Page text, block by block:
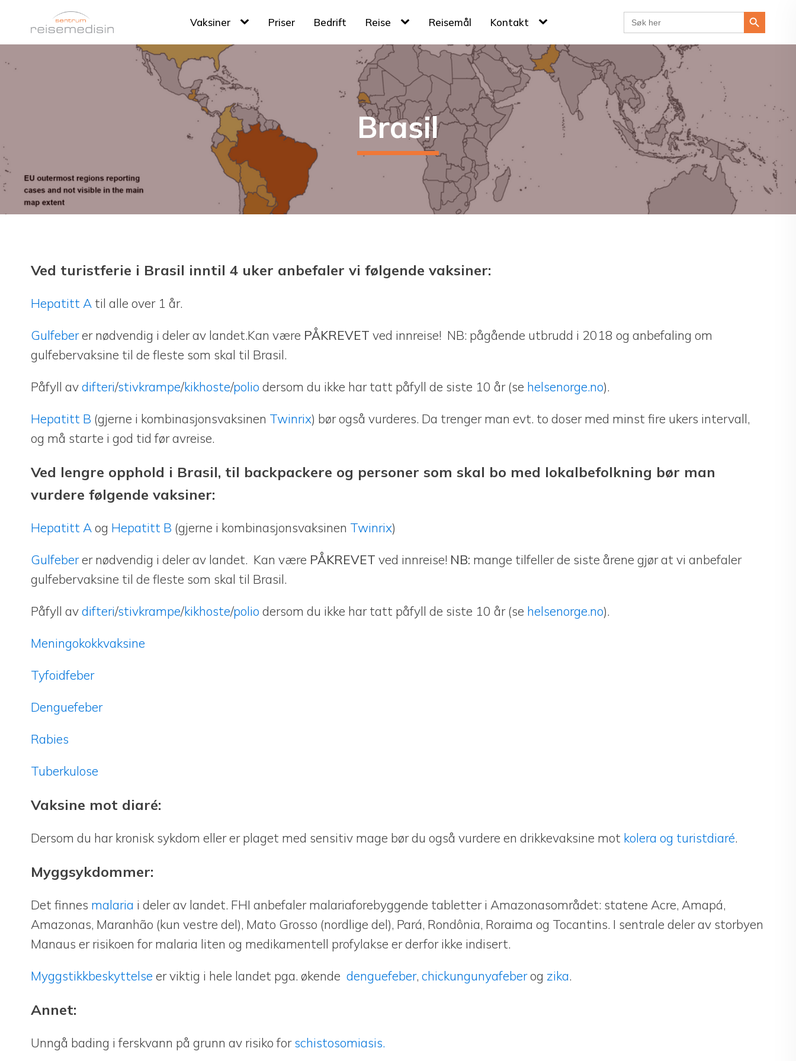
Vaksiner Priser Bedrift Reise Reisemål Kontakt
Search
for:
Search Button
Brasil
Ved turistferie i Brasil inntil 4 uker anbefaler vi følgende vaksiner:
Hepatitt A til alle over 1 år.
Gulfeberer nødvendig i deler av landet.Kan være PÅKREVET ved innreise! NB: pågående utbrudd i 2018 og anbefaling om
gulfebervaksine til de fleste som skal til Brasil.
Påfyll avdifteri/stivkrampe/kikhoste/polio dersom du ikke har tatt påfyll de siste 10 år (se helsenorge.no).
Hepatitt B (gjerne i kombinasjonsvaksinen Twinrix) bør også vurderes. Da trenger man evt. to doser med minst fire ukers intervall,
og må starte i god tid før avreise.
Ved lengre opphold i Brasil, til backpackere og personer som skal bo med lokalbefolkning bør man
vurdere følgende vaksiner:
Hepatitt A og Hepatitt B (gjerne i kombinasjonsvaksinen Twinrix)
Gulfeberer nødvendig i deler av landet. Kan være PÅKREVET ved innreise! NB: mange tilfeller de siste årene gjør at vi anbefaler
gulfebervaksine til de fleste som skal til Brasil.
Påfyll avdifteri/stivkrampe/kikhoste/polio dersom du ikke har tatt påfyll de siste 10 år (se helsenorge.no).
Meningokokkvaksine
Tyfoidfeber
Denguefeber
Rabies
Tuberkulose
Vaksine mot diaré:
Dersom du har kronisk sykdom eller er plaget med sensitiv mage bør du også vurdere en drikkevaksine mot kolera og turistdiaré.
Myggsykdommer:
Det finnes malaria i deler av landet. FHI anbefaler malariaforebyggende tabletter i Amazonasområdet: statene Acre, Amapá,
Amazonas, Maranhão (kun vestre del), Mato Grosso (nordlige del), Pará, Rondônia, Roraima og Tocantins. I sentrale deler av storbyen
Manaus er risikoen for malaria liten og medikamentell profylakse er derfor ikke indisert.
Myggstikkbeskyttelse er viktig i hele landet pga. økende denguefeber, chickungunyafeberog zika.
Annet:
Unngå bading i ferskvann på grunn av risiko forschistosomiasis.